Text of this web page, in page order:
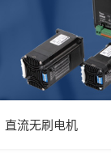
直流无刷电机